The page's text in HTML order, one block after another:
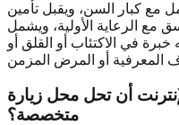
مع كبار السن، ويقبل تأمين
مع الرعاية الأولية، ويشمل
في الاكتئاب أو القلق أو
أن تحل محل زيارة
متخصصة؟